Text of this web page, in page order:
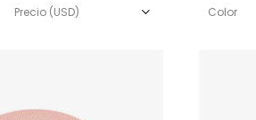
Precio (USD) Color